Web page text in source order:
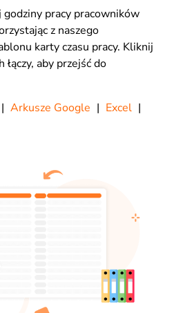
pracy pracowników
z naszego
karty czasu pracy. Kliknij
aby przejść do
| Arkusze Google | Excel |